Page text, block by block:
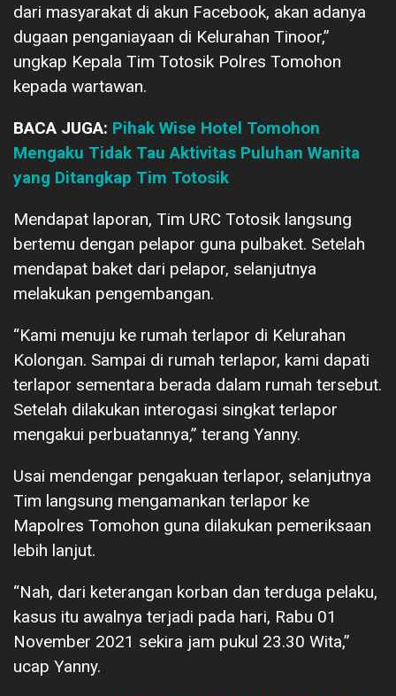
dari masyarakat di akun Facebook, akan adanya
dugaan penganiayaan di Kelurahan Tinoor,”
ungkap Kepala Tim Totosik Polres Tomohon
kepada wartawan.
BACA JUGA: Pihak Wise Hotel Tomohon
Mengaku Tidak Tau Aktivitas Puluhan Wanita
yang Ditangkap Tim Totosik
Mendapat laporan, Tim URC Totosik langsung
bertemu dengan pelapor guna pulbaket. Setelah
mendapat baket dari pelapor, selanjutnya
melakukan pengembangan.
“Kami menuju ke rumah terlapor di Kelurahan
Kolongan. Sampai di rumah terlapor, kami dapati
terlapor sementara berada dalam rumah tersebut.
Setelah dilakukan interogasi singkat terlapor
mengakui perbuatannya,” terang Yanny.
Usai mendengar pengakuan terlapor, selanjutnya
Tim langsung mengamankan terlapor ke
Mapolres Tomohon guna dilakukan pemeriksaan
lebih lanjut.
“Nah, dari keterangan korban dan terduga pelaku,
kasus itu awalnya terjadi pada hari, Rabu 01
November 2021 sekira jam pukul 23.30 Wita,”
ucap Yanny.